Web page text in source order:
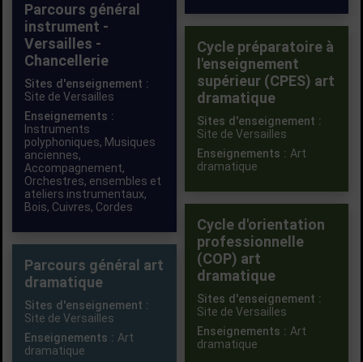
Parcours général
instrument -
Versailles -
Chancellerie
Sites d'enseignement :
Site de Versailles
Enseignements :
Instruments
polyphoniques, Musiques
anciennes,
Accompagnement,
Orchestres, ensembles et
ateliers instrumentaux,
Bois, Cuivres, Cordes
Cycle préparatoire à
l'enseignement
supérieur (CPES) art
dramatique
Sites d'enseignement :
Site de Versailles
Enseignements : Art
dramatique
Cycle d'orientation
professionnelle
(COP) art
dramatique
Sites d'enseignement :
Site de Versailles
Enseignements : Art
dramatique
Parcours général art
dramatique
Sites d'enseignement :
Site de Versailles
Enseignements : Art
dramatique